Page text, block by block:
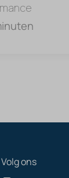
Volg ons